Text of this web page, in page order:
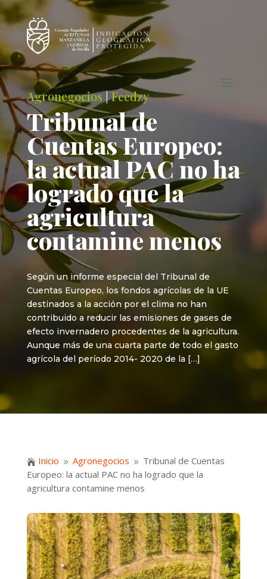
Agronegocios|Feedzy
Tribunal de
Cuentas Europeo:
la actual PAC no ha
logrado que la
agricultura
contamine menos
Según un informe especial del Tribunal de
Cuentas Europeo, los fondos agrícolas de la UE
destinados a la acción por el clima no han
contribuido a reducir las emisiones de gases de
efecto invernadero procedentes de la agricultura.
Aunque más de una cuarta parte de todo el gasto
agrícola del período 2014- 2020 de la […]
 Inicio 9 Agronegocios 9 Tribunal de Cuentas
Europeo: la actual PAC no ha logrado que la
agricultura contamine menos